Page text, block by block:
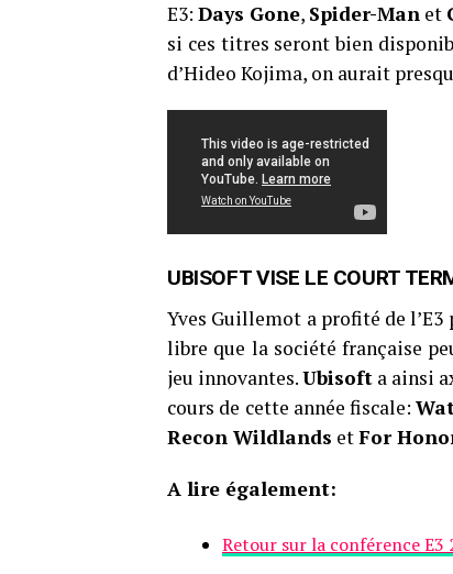
E3:Days Gone, Spider-Man et
si ces titres seront bien
d’Hideo Kojima, on aurait
UBISOFT VISE LE COURT
Yves Guillemot a profité de l’E3
libre que la société française
jeu innovantes.Ubisoft a ainsi
cours de cette année fiscale:
Recon Wildlands etFor
A lire également:
Retour sur la conférence E3